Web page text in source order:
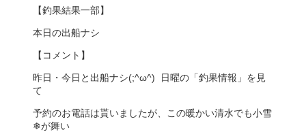
【釣果結果一部】
本日の出船ナシ
【コメント】
昨日・今日と出船ナシ(;^ω^) 日曜の「釣果情報」を見
て
予約のお電話は貰いましたが、この暖かい清水でも小雪
❄が舞い